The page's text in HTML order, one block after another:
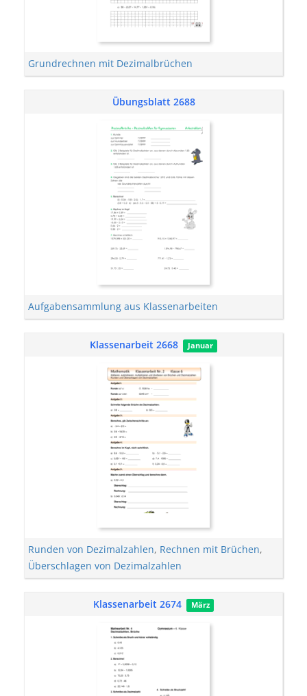
Grundrechnen mit Dezimalbrüchen
Übungsblatt 2688
Aufgabensammlung aus Klassenarbeiten
Klassenarbeit 2668 Januar
Runden von Dezimalzahlen, Rechnen mit Brüchen,
Überschlagen von Dezimalzahlen
Klassenarbeit 2674 März